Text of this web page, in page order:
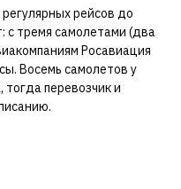
рейсов до
с тремя самолетами (два
Росавиация
Восемь самолетов у
перевозчик и